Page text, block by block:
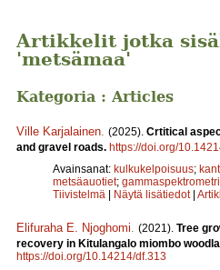
Artikkelit jotka
'metsämaa'
Kategoria : Articles
Ville Karjalainen (2025). Crtitical
and gravel roads. https://doi.org/
Avainsanat: kulkukelpoisuus;
metsäauotiet;
Tiivistelmä | Näytä lisätiedot |
Elifuraha E. Njoghomi (2021). Tree
recovery in Kitulangalo miombo
https://doi.org/10.14214/df.313